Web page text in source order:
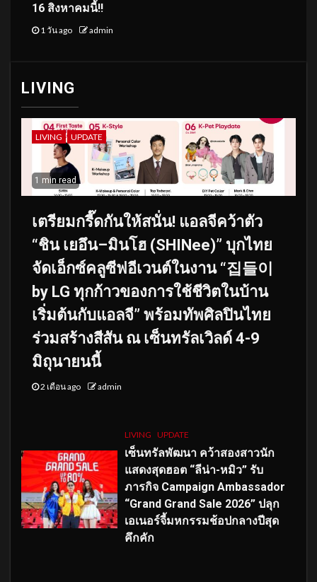
16 สิงหาคมนี้!!
1 วัน ago admin
LIVING
LIVING UPDATE
1 min read
เตรียมกรี๊ดกันให้สนั่น! แอลจีคว้าตัว
“ชิน เยอึน–มินโฮ (SHINee)” บุกไทย
จัดเอ็กซ์คลูซีฟอีเวนต์ในงาน “집들이
by LG ทุกก้าวของการใช้ชีวิตในบ้าน
เริ่มต้นกับแอลจี” พร้อมทัพศิลปินไทย
ร่วมสร้างสีสัน ณ เซ็นทรัลเวิลด์ 4-9
มิถุนายนนี้
2 เดือน ago admin
LIVING UPDATE
เซ็นทรัลพัฒนา คว้าสองสาวนัก
แสดงสุดฮอต “ลีน่า-หมิว” รับ
ภารกิจ Campaign Ambassador
“Grand Grand Sale 2026” ปลุก
เอเนอร์จี้มหกรรมช้อปกลางปีสุด
คึกคัก